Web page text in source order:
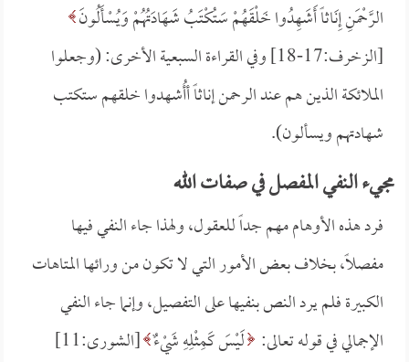
الرَّحْمَنِ إِنَاثاً أَشَهِدُوا خَلْقَهُمْ سَتُكْتَبُ شَهَادَتُهُمْ وَيُسْأَلُونَ
[الزخرف:17-18] وفي القراءة السبعية الأخرى: (وجعلوا
الملائكة الذين هم عند الرحمن إناثاً أأُشهدوا خلقهم ستكتب
شهادتهم ويسألون).
مجيء النفي المفصل في صفات الله
فرد هذه الأوهام مهم جداً للعقول، ولهذا جاء النفي فيها
مفصلاً، بخلاف بعض الأمور التي لا تكون من ورائها المتاهات
الكبيرة فلم يرد النص بنفيها على التفصيل، وإنما جاء النفي
الإجمالي في قوله تعالى: لَيْسَ كَمِثْلِهِ شَيْءٌ
[الشورى:11]